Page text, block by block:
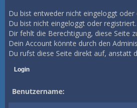
Du bist entweder nicht eingeloggt
Du bist nicht eingeloggt oder
Dir fehlt die Berechtigung, diese Seite
Dein Account könnte durch den
Du rufst diese Seite direkt auf, anstatt
Login
Benutzername: